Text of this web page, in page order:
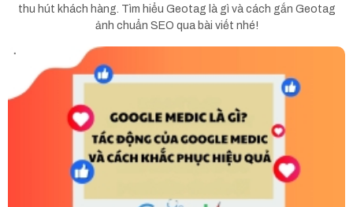
thu hút khách hàng. Tìm hiểu Geotag là gì và cách gắn Geotag
ảnh chuẩn SEO qua bài viết nhé!